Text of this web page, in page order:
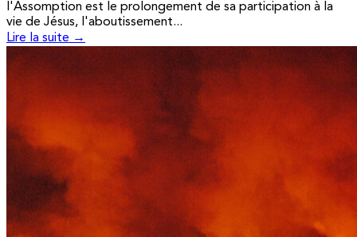
l'Assomption est le prolongement de sa participation à la
vie de Jésus, l'aboutissement...
Lire la suite →